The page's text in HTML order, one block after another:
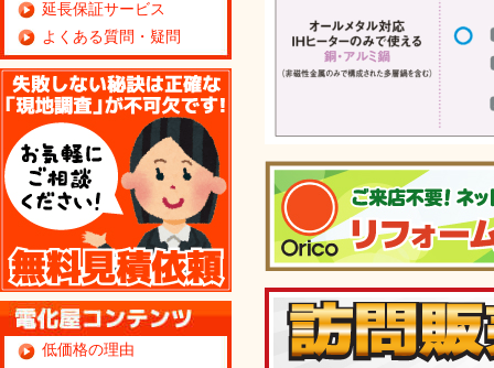
延長保証サービス
よくある質問・疑問
無料見積り依頼
低価格の理由